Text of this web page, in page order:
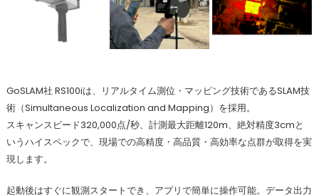
GoSLAM社 RS100iは、リアルタイム測位・マッピング技術であるSLAM技
術（Simultaneous Localization and Mapping）を採用。
スキャンスピード320,000点/秒、計測最大距離120m、絶対精度3cmと
いうハイスペックで、現場での高精度・高品質・高効率な点群が取得を実
現します。
起動後はすぐに観測スタートでき、アプリで簡単に操作可能。データ出力